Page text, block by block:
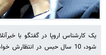
یک کارشناس اروپا در گفتگو با
شود، 10 سال حبس در انتظارش